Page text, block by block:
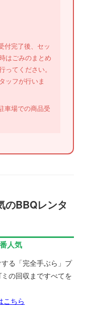
付完了後、セッ
はごみのまとめ
ってください。
ッフが行いま
車場での商品受
のBBQレンタ
人気
る「完全手ぶら」プ
ミの回収まですべてを
こちら